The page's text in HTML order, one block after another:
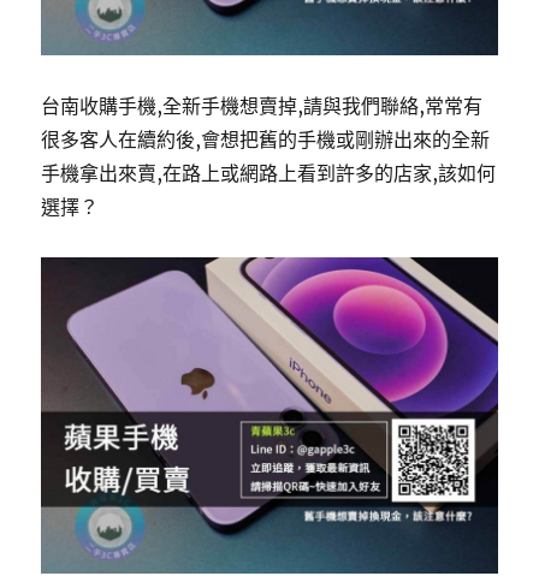
台南收購手機,全新手機想賣掉,請與我們聯絡,常常有
很多客人在續約後,會想把舊的手機或剛辦出來的全新
手機拿出來賣,在路上或網路上看到許多的店家,該如何
選擇？